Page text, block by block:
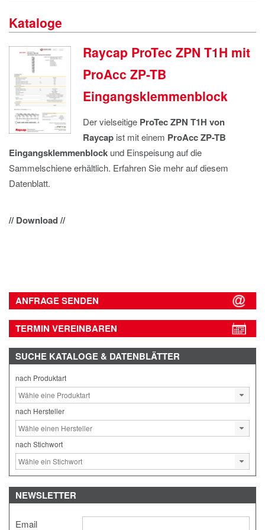
DATENSCHUTZ
Kataloge
Raycap ProTec ZPN T1H mit
ProAcc ZP-TB
Eingangsklemmenblock
Der vielseitige ProTec ZPN T1H von
Raycapist mit einem ProAcc ZP-TB
Eingangsklemmenblock und Einspeisung auf die
Sammelschiene erhältlich. Erfahren Sie mehr auf diesem
Datenblatt.
// Download //
ANFRAGE SENDEN
TERMIN VEREINBAREN
SUCHE KATALOGE & DATENBLÄTTER
nach Produktart
nach Hersteller
nach Stichwort
NEWSLETTER
Email